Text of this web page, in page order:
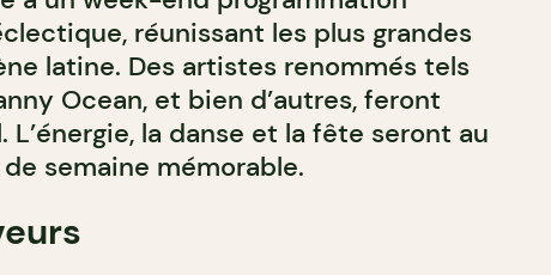
réunissant les plus grandes
latine. Des artistes renommés tels
Ocean, et bien d’autres, feront
la danse et la fête seront au
semaine mémorable.